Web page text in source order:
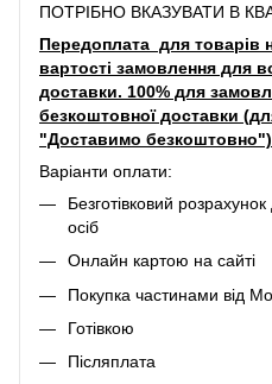
ПОТРІБНО ВКАЗУВАТИ В
Передоплата для товарів
вартості замовлення для
доставки. 100% для
безкоштовної доставки
"Доставимо
Варіанти оплати:
Безготівковий
осіб
Онлайн картою на сайті
Покупка частинами від
Готівкою
Післяплата